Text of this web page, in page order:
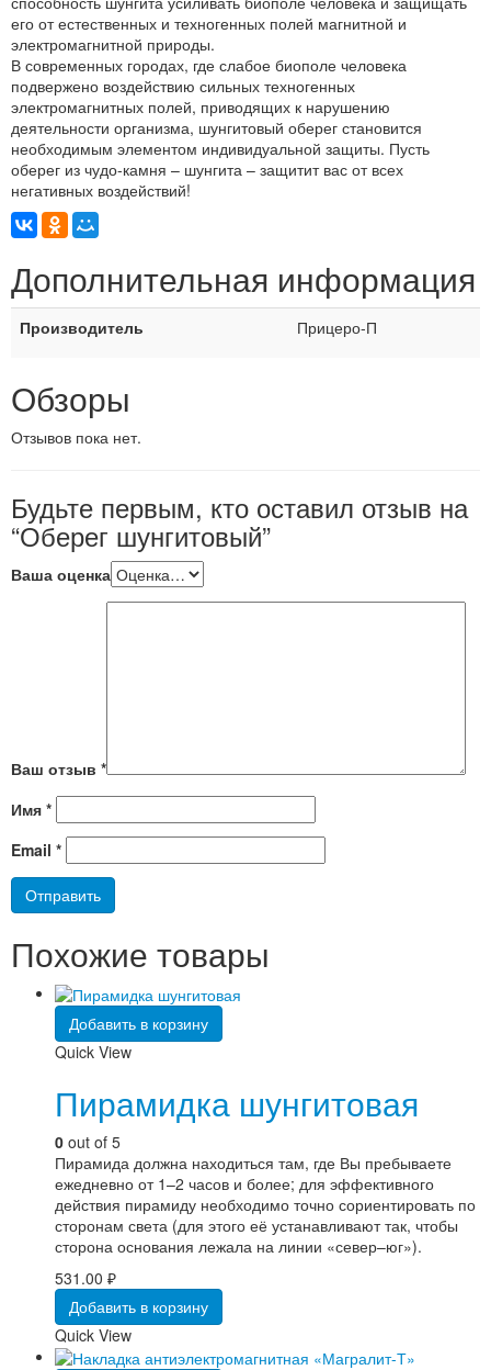
его от естественных и техногенных полей магнитной и
электромагнитной природы.
В современных городах, где слабое биополе человека
подвержено воздействию сильных техногенных
электромагнитных полей, приводящих к нарушению
деятельности организма, шунгитовый оберег становится
необходимым элементом индивидуальной защиты. Пусть
оберег из чудо-камня – шунгита – защитит вас от всех
негативных воздействий!
Дополнительная информация
Производитель Прицеро-П
Обзоры
Отзывов пока нет.
Будьте первым, кто оставил отзыв на
“Оберег шунгитовый”
Ваша оценка
Ваш отзыв *
Имя *
Email *
Похожие товары
Добавить в корзину
Quick View
Пирамидка шунгитовая
0 out of 5
Пирамида должна находиться там, где Вы пребываете
ежедневно от 1–2 часов и более; для эффективного
действия пирамиду необходимо точно сориентировать по
сторонам света (для этого её устанавливают так, чтобы
сторона основания лежала на линии «север–юг»).
531.00 ₽
Добавить в корзину
Quick View